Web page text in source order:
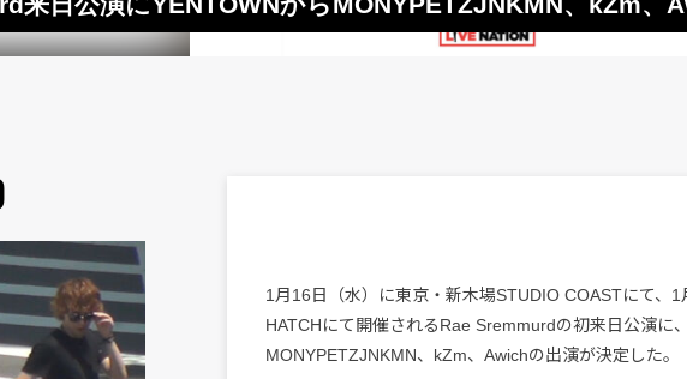
1月16日（水）に東京・新木場STUDIO COASTにて、
HATCHにて開催されるRae Sremmurdの初来日公演に
MONYPETZJNKMN、kZm、Awichの出演が決定した。